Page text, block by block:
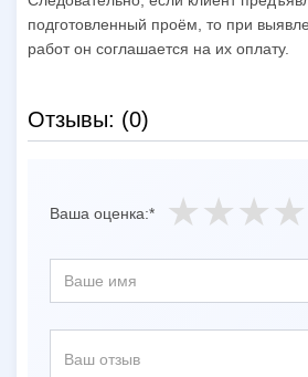
подготовленный проём, то при
работ он соглашается на их оплату.
Отзывы: (0)
Ваша оценка:*